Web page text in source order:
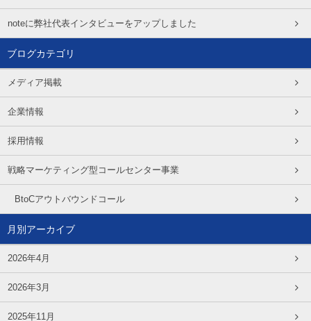
noteに弊社代表インタビューをアップしました
ブログカテゴリ
メディア掲載
企業情報
採用情報
戦略マーケティング型コールセンター事業
BtoCアウトバウンドコール
月別アーカイブ
2026年4月
2026年3月
2025年11月